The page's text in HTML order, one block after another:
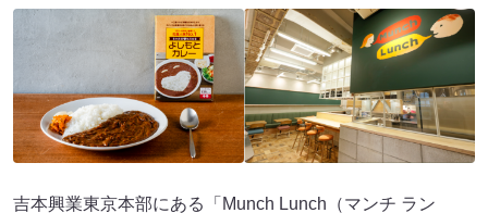
吉本興業東京本部にある「Munch Lunch（マンチ ラン